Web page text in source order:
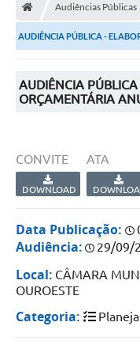
Audiências Públicas
AUDIÊNCIA PÚBLICA -
AUDIÊNCIA
ORÇAMENTÁRIA
CONVITE
DOWNLOAD
ATA
Data Publicação:
Audiência:
29/09/
Local: CÂMARA
OUROESTE
Categoria: